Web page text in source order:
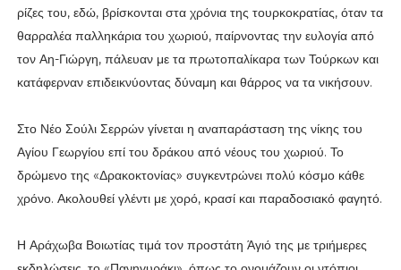
ρίζες του, εδώ, βρίσκονται στα χρόνια της τουρκοκρατίας, όταν τα
θαρραλέα παλληκάρια του χωριού, παίρνοντας την ευλογία από
τον Αη-Γιώργη, πάλευαν με τα πρωτοπαλίκαρα των Τούρκων και
κατάφερναν επιδεικνύοντας δύναμη και θάρρος να τα νικήσουν.
Στο Νέο Σούλι Σερρών γίνεται η αναπαράσταση της νίκης του
Αγίου Γεωργίου επί του δράκου από νέους του χωριού. Το
δρώμενο της «Δρακοκτονίας» συγκεντρώνει πολύ κόσμο κάθε
χρόνο. Ακολουθεί γλέντι με χορό, κρασί και παραδοσιακό φαγητό.
Η Αράχωβα Βοιωτίας τιμά τον προστάτη Άγιό της με τριήμερες